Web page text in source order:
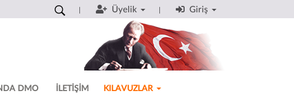
Üyelik Giriş
DMO İLETİŞİM KILAVUZLAR